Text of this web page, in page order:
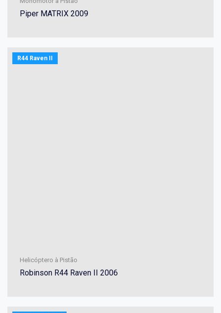
Piper MATRIX 2009
R44 Raven II
Helicóptero à Pistão
Robinson R44 Raven II 2006